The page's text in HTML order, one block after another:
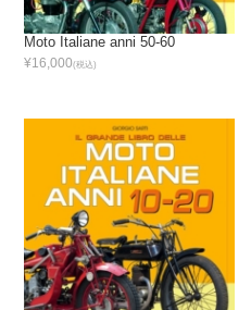
Moto Italiane anni 50-60
¥16,000(税込)